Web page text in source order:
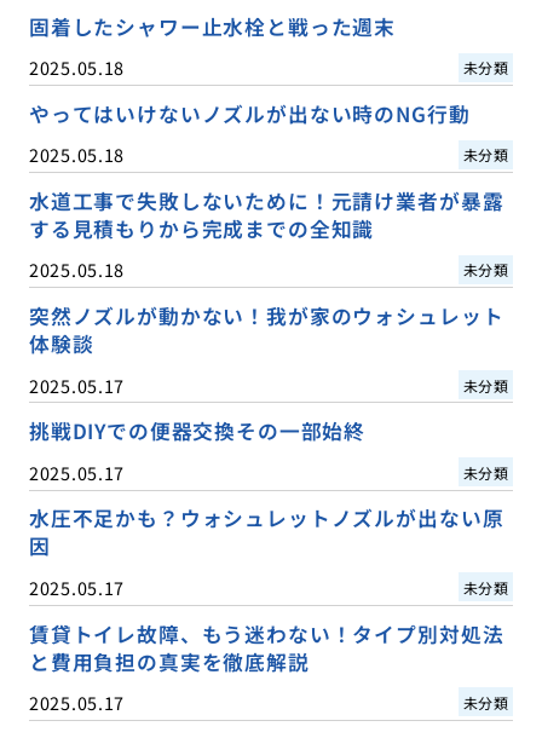
固着したシャワー止水栓と戦った週末
2025.05.18 未分類
やってはいけないノズルが出ない時のNG行動
2025.05.18 未分類
水道工事で失敗しないために！元請け業者が暴露
する見積もりから完成までの全知識
2025.05.18 未分類
突然ノズルが動かない！我が家のウォシュレット
体験談
2025.05.17 未分類
挑戦DIYでの便器交換その一部始終
2025.05.17 未分類
水圧不足かも？ウォシュレットノズルが出ない原
因
2025.05.17 未分類
賃貸トイレ故障、もう迷わない！タイプ別対処法
と費用負担の真実を徹底解説
2025.05.17 未分類